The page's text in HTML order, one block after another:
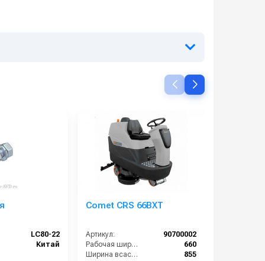
LC80-22
Китай
Comet CRS 66BXT
Артикул:
90700002
Рабочая ширина щеток (мм):
660
Ширина всасывающей балки (мм):
855